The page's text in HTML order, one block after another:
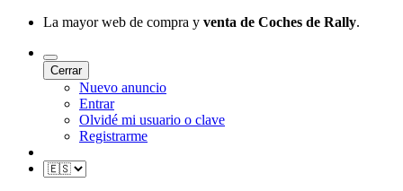
La mayor web de compra y venta de Coches de Rally.
Cerrar
Nuevo anuncio
Entrar
Olvidé mi usuario o clave
Registrarme